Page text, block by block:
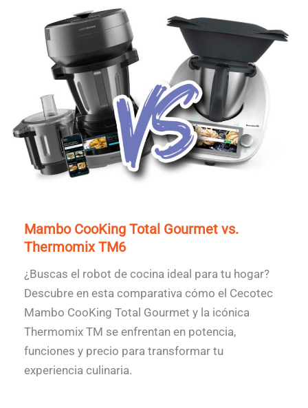
Mambo CooKing Total Gourmet vs.
Thermomix TM6
¿Buscas el robot de cocina ideal para tu hogar?
Descubre en esta comparativa cómo el Cecotec
Mambo CooKing Total Gourmet y la icónica
Thermomix TM se enfrentan en potencia,
funciones y precio para transformar tu
experiencia culinaria.